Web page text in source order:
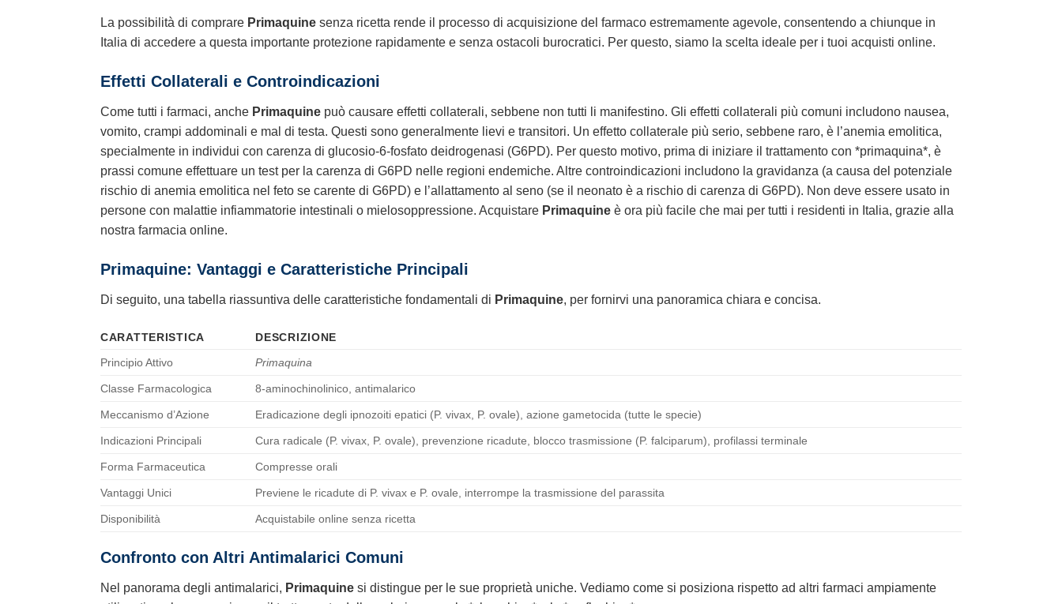
La possibilità di comprare Primaquine senza ricetta rende il processo di acquisizione del farmaco estremamente agevole, consentendo a chiunque in
Italia di accedere a questa importante protezione rapidamente e senza ostacoli burocratici. Per questo, siamo la scelta ideale per i tuoi acquisti online.
Effetti Collaterali e Controindicazioni
Come tutti i farmaci, anche Primaquine può causare effetti collaterali, sebbene non tutti li manifestino. Gli effetti collaterali più comuni includono nausea,
vomito, crampi addominali e mal di testa. Questi sono generalmente lievi e transitori. Un effetto collaterale più serio, sebbene raro, è l’anemia emolitica,
specialmente in individui con carenza di glucosio-6-fosfato deidrogenasi (G6PD). Per questo motivo, prima di iniziare il trattamento con *primaquina*, è
prassi comune effettuare un test per la carenza di G6PD nelle regioni endemiche. Altre controindicazioni includono la gravidanza (a causa del potenziale
rischio di anemia emolitica nel feto se carente di G6PD) e l’allattamento al seno (se il neonato è a rischio di carenza di G6PD). Non deve essere usato in
persone con malattie infiammatorie intestinali o mielosoppressione. Acquistare Primaquine è ora più facile che mai per tutti i residenti in Italia, grazie alla
nostra farmacia online.
Primaquine: Vantaggi e Caratteristiche Principali
Di seguito, una tabella riassuntiva delle caratteristiche fondamentali di Primaquine, per fornirvi una panoramica chiara e concisa.
CARATTERISTICA
DESCRIZIONE
Principio Attivo
Primaquina
Classe Farmacologica 8-aminochinolinico, antimalarico
Meccanismo d’Azione Eradicazione degli ipnozoiti epatici (P. vivax, P. ovale), azione gametocida (tutte le specie)
Indicazioni Principali Cura radicale (P. vivax, P. ovale), prevenzione ricadute, blocco trasmissione (P. falciparum), profilassi terminale
Forma Farmaceutica Compresse orali
Vantaggi Unici Previene le ricadute di P. vivax e P. ovale, interrompe la trasmissione del parassita
Disponibilità Acquistabile online senza ricetta
Confronto con Altri Antimalarici Comuni
Nel panorama degli antimalarici, Primaquine si distingue per le sue proprietà uniche. Vediamo come si posiziona rispetto ad altri farmaci ampiamente